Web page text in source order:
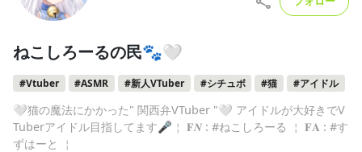
ねこしろーるの民🐾🤍
#Vtuber #ASMR #新人VTuber #シチュボ #猫 #アイドル
🤍猫の魔法にかかった" 関西弁VTuber "🤍 アイドルが大好きでV
Tuberアイドル目指してます🎤￤ 𝐅𝑵 : #ねこしろーる ￤ 𝐅𝐀 : #す
ずはーと ￤